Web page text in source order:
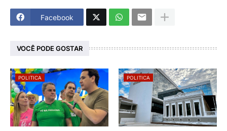
Facebook
VOCÊ PODE GOSTAR
POLITICA POLITICA